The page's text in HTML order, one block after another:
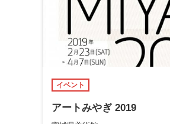
イベント
アートみやぎ 2019